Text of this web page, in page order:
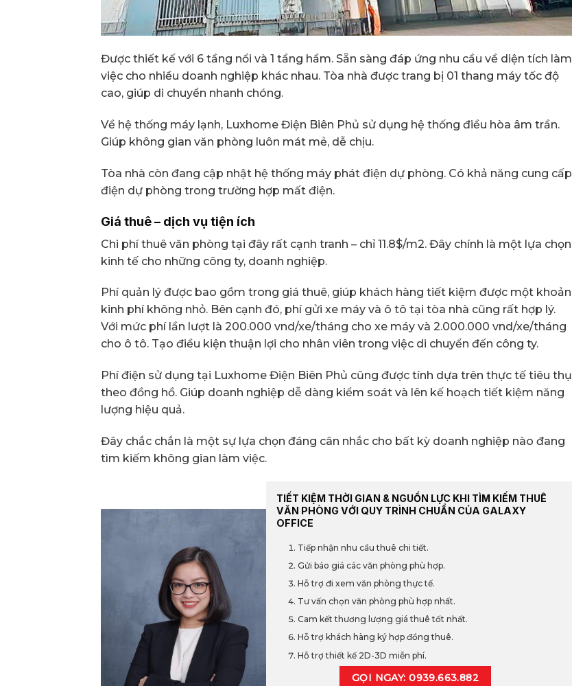
Được thiết kế với 6 tầng nổi và 1 tầng hầm. Sẵn sàng đáp ứng nhu cầu về diện tích làm
việc cho nhiều doanh nghiệp khác nhau. Tòa nhà được trang bị 01 thang máy tốc độ
cao, giúp di chuyển nhanh chóng.
Về hệ thống máy lạnh, Luxhome Điện Biên Phủ sử dụng hệ thống điều hòa âm trần.
Giúp không gian văn phòng luôn mát mẻ, dễ chịu.
Tòa nhà còn đang cập nhật hệ thống máy phát điện dự phòng. Có khả năng cung cấp
điện dự phòng trong trường hợp mất điện.
Giá thuê – dịch vụ tiện ích
Chi phí thuê văn phòng tại đây rất cạnh tranh – chỉ 11.8$/m2. Đây chính là một lựa chọn
kinh tế cho những công ty, doanh nghiệp.
Phí quản lý được bao gồm trong giá thuê, giúp khách hàng tiết kiệm được một khoản
kinh phí không nhỏ. Bên cạnh đó, phí gửi xe máy và ô tô tại tòa nhà cũng rất hợp lý.
Với mức phí lần lượt là 200.000 vnd/xe/tháng cho xe máy và 2.000.000 vnd/xe/tháng
cho ô tô. Tạo điều kiện thuận lợi cho nhân viên trong việc di chuyển đến công ty.
Phí điện sử dụng tại Luxhome Điện Biên Phủ cũng được tính dựa trên thực tế tiêu thụ
theo đồng hồ. Giúp doanh nghiệp dễ dàng kiểm soát và lên kế hoạch tiết kiệm năng
lượng hiệu quả.
Đây chắc chắn là một sự lựa chọn đáng cân nhắc cho bất kỳ doanh nghiệp nào đang
tìm kiếm không gian làm việc.
TIẾT KIỆM THỜI GIAN & NGUỒN LỰC KHI TÌM KIẾM THUÊ
VĂN PHÒNG VỚI QUY TRÌNH CHUẨN CỦA GALAXY
OFFICE
Tiếp nhận nhu cầu thuê chi tiết.
Gửi báo giá các văn phòng phù hợp.
Hỗ trợ đi xem văn phòng thực tế.
Tư vấn chọn văn phòng phù hợp nhất.
Cam kết thương lượng giá thuê tốt nhất.
Hỗ trợ khách hàng ký hợp đồng thuê.
Hỗ trợ thiết kế 2D-3D miễn phí.
GỌI NGAY: 0939.663.882